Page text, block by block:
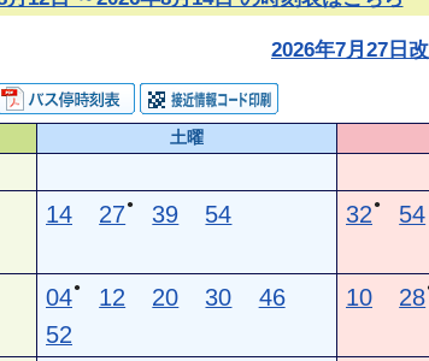
2026年7月27日
土曜
14 27● 39 54 32 ● 54
04● 12 20 30
46
52
10 28